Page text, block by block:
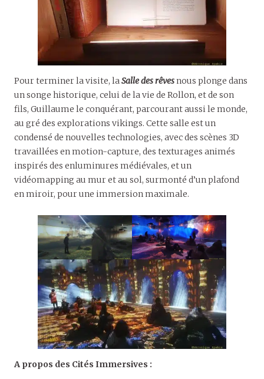
Pour terminer la visite, laSalle des rêvesnous plonge dans
un songe historique, celui de la vie de Rollon, et de son
fils, Guillaume le conquérant, parcourant aussi le monde,
au gré des explorations vikings. Cette salle est un
condensé de nouvelles technologies, avec des scènes 3D
travaillées en motion-capture, des texturages animés
inspirés des enluminures médiévales, et un
vidéomapping au mur et au sol, surmonté d’un plafond
en miroir, pour une immersion maximale.
A propos des Cités Immersives :